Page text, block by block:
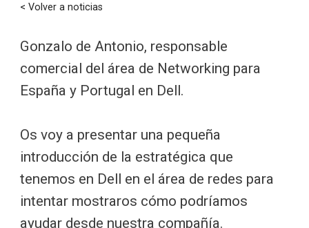
< Volver a noticias
Gonzalo de Antonio, responsable
comercial del área de Networking para
España y Portugal en Dell.
Os voy a presentar una pequeña
introducción de la estratégica que
tenemos en Dell en el área de redes para
intentar mostraros cómo podríamos
ayudar desde nuestra compañía.